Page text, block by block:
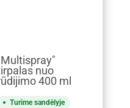
nuo
400 ml
Turime sandėlyje